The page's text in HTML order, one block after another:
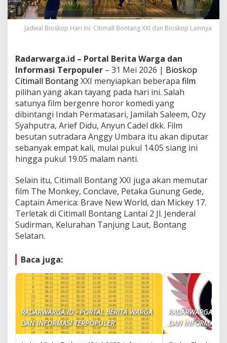
Jadwal Bioskop Hari Ini: Citimall Bontang XXI dan Bioskop Lainnya
Radarwarga.id – Portal Berita Warga dan
Informasi Terpopuler – 31 Mei 2026 | Bioskop
Citimall BontangXXI menyiapkan beberapa film
pilihan yang akan tayang pada hari ini. Salah
satunya film bergenre horor komedi yang
dibintangi Indah Permatasari, Jamilah Saleem, Ozy
Syahputra, Arief Didu, Anyun Cadel dkk. Film
besutan sutradara Anggy Umbara itu akan diputar
sebanyak empat kali, mulai pukul 14.05 siang ini
hingga pukul 19.05 malam nanti.
Selain itu, Citimall Bontang XXI juga akan memutar
film The Monkey, Conclave, Petaka Gunung Gede,
Captain America: Brave New World, dan Mickey 17.
Terletak di Citimall Bontang Lantai 2 Jl. Jenderal
Sudirman, Kelurahan Tanjung Laut, Bontang
Selatan.
Baca juga:
RADARWARGA.ID - PORTAL BERITA WARGA
DAN INFORMASI TERPOPULER
RADARWARGA.ID
DAN INFORMASI